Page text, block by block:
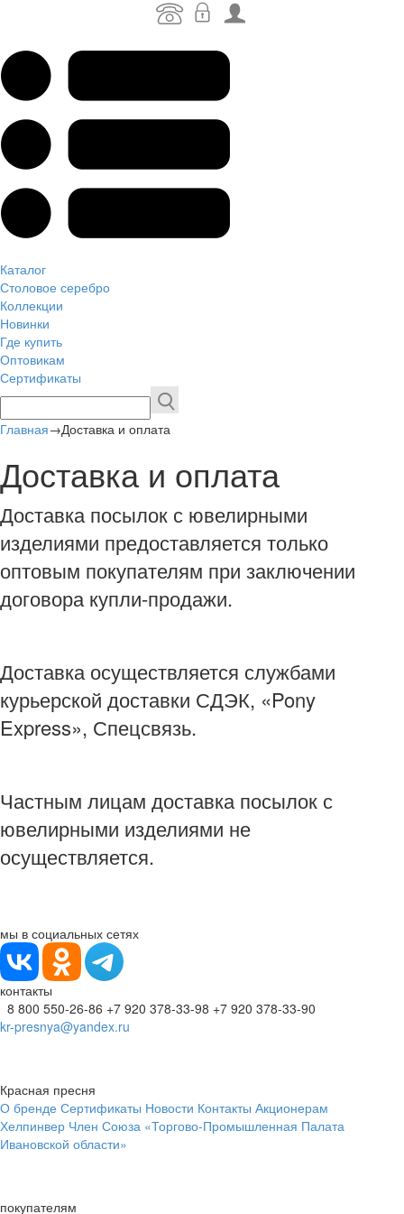
Каталог
Столовое серебро
Коллекции
Новинки
Где купить
Оптовикам
Сертификаты
Главная→Доставка и оплата
Доставка и оплата
Доставка посылок с ювелирными
изделиями предоставляется только
оптовым покупателям при заключении
договора купли-продажи.
Доставка осуществляется службами
курьерской доставки СДЭК, «Pony
Express», Спецсвязь.
Частным лицам доставка посылок с
ювелирными изделиями не
осуществляется.
мы в социальных сетях
контакты
8 800 550-26-86 +7 920 378-33-98 +7 920 378-33-90
kr-presnya@yandex.ru
Красная пресня
О бренде Сертификаты Новости Контакты Акционерам
Хелпинвер Член Союза «Торгово-Промышленная Палата
Ивановской области»
покупателям